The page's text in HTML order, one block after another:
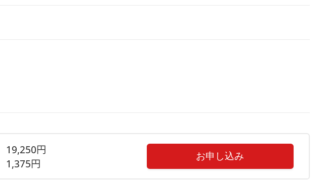
19,250円
1,375円
お申し込み